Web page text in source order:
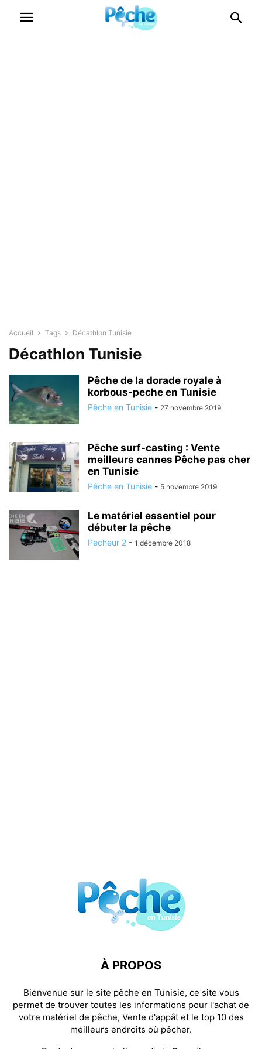
Accueil Tags Décathlon Tunisie
Décathlon Tunisie
Pêche de la dorade royale à
korbous-peche en Tunisie
Pêche en Tunisie - 27 novembre 2019
Pêche surf-casting : Vente
meilleurs cannes Pêche pas cher
en Tunisie
Pêche en Tunisie - 5 novembre 2019
Le matériel essentiel pour
débuter la pêche
Pecheur 2 - 1 décembre 2018
À PROPOS
Bienvenue sur le site pêche en Tunisie, ce site vous
permet de trouver toutes les informations pour l'achat de
votre matériel de pêche, Vente d'appât et le top 10 des
meilleurs endroits où pêcher.